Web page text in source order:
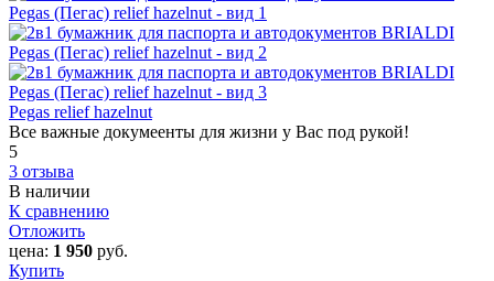
Pegas relief hazelnut
Все важные докумеенты для жизни у Вас под рукой!
5
3 отзыва
В наличии
К сравнению
Отложить
цена: 1 950 руб.
Купить